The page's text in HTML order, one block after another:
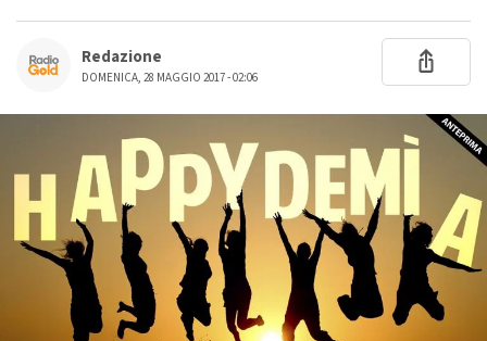
Redazione
DOMENICA, 28 MAGGIO 2017 - 02:06